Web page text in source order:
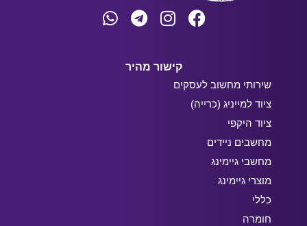
קישור מהיר
שירותי מחשוב לעסקים
ציוד למייניג (כרייה)
ציוד היקפי
מחשבים ניידים
מחשבי גיימינג
מוצרי גיימינג
כללי
חומרה